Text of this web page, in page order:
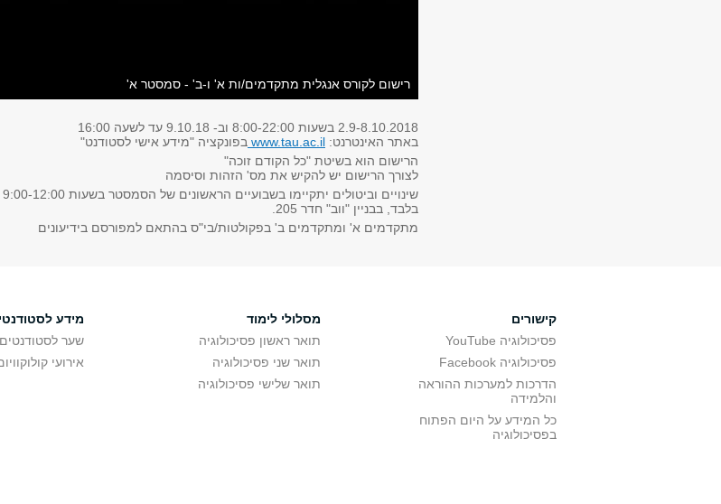
רישום לקורס אנגלית מתקדמים/ות א' ו-ב' - סמסטר א'
2.9-8.10.2018 בשעות 8:00-22:00 וב- 9.10.18 עד לשעה 16:00
באתר האינטרנט: www.tau.ac.il בפונקציה "מידע אישי לסטודנט"
הרישום הוא בשיטת "כל הקודם זוכה"
לצורך הרישום יש להקיש את מס' הזהות וסיסמה
בלבד, בבניין "ווב" חדר 205.
מתקדמים א' ומתקדמים ב' בפקולטות/בי"ס בהתאם למפורסם בידיעונים
קישורים
פסיכולוגיה YouTube
פסיכולוגיה Facebook
הדרכות למערכות ההוראה
והלמידה
כל המידע על היום הפתוח
בפסיכולוגיה
מסלולי לימוד
תואר ראשון פסיכולוגיה
תואר שני פסיכולוגיה
תואר שלישי פסיכולוגיה
מידע
שער לסטודנטים
אירועי